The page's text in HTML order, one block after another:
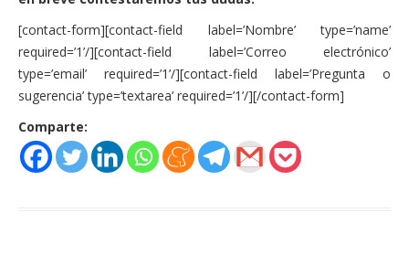
[contact-form][contact-field label=’Nombre’ type=’name’
required=’1’/][contact-field label=’Correo electrónico’
type=’email’ required=’1’/][contact-field label=’Pregunta o
sugerencia’ type=’textarea’ required=’1’/][/contact-form]
Comparte: